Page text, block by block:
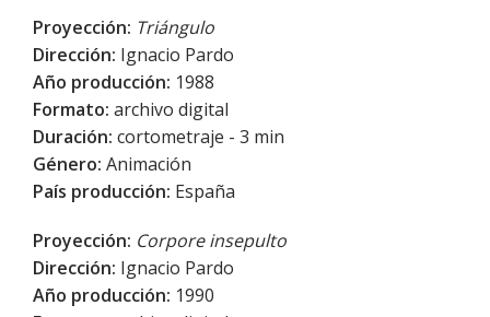
Proyección: Triángulo
Dirección: Ignacio Pardo
Año producción: 1988
Formato: archivo digital
Duración: cortometraje - 3 min
Género: Animación
País producción: España
Proyección: Corpore insepulto
Dirección: Ignacio Pardo
Año producción: 1990